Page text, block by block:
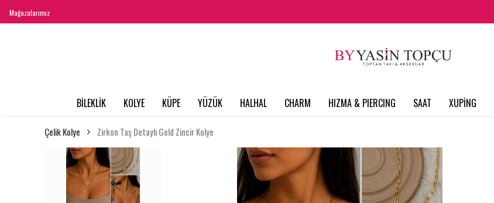
Mağazalarımız
BİLEKLİK KOLYE KÜPE YÜZÜK HALHAL CHARM HIZMA & PIERCING SAAT XUPİNG
Çelik Kolye Zirkon Taş Detaylı Gold Zincir Kolye